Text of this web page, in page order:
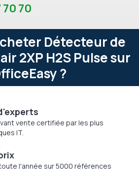
70 70
Détecteur de
2XP H2S Pulse sur
?
vente certifiée par les plus
IT.
l'année sur 5000 références